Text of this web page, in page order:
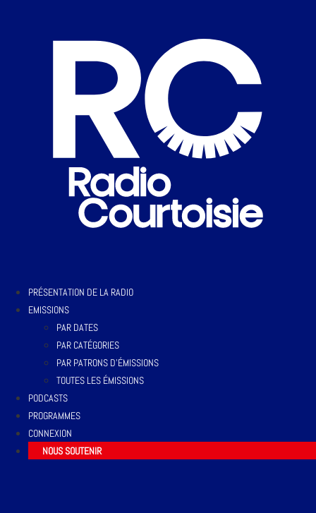
PRÉSENTATION DE LA RADIO
EMISSIONS
PAR DATES
PAR CATÉGORIES
PAR PATRONS D’ÉMISSIONS
TOUTES LES ÉMISSIONS
PODCASTS
PROGRAMMES
CONNEXION
NOUS SOUTENIR